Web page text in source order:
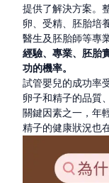
提供了解決方案。
卵、受精、胚胎培
醫生及胚胎師等專
經驗、專業、胚胎
功的機率。
試管嬰兒的成功率
卵子和精子的品質
關鍵因素之一，年
精子的健康狀況也